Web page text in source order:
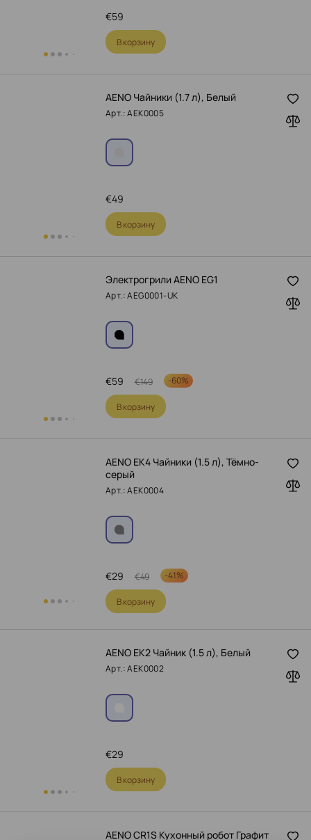
59
€
В корзину
AENO Чайники (1.7 л), Белый
Арт.: AEK0005
49
€
В корзину
Электрогрили AENO EG1
Арт.: AEG0001-UK
59
€ 149
€ -60%
В корзину
AENO EK4 Чайники (1.5 л), Тёмно-
серый
Арт.: AEK0004
29
€ 49
€ -41%
В корзину
AENO EK2 Чайник (1.5 л), Белый
Арт.: AEK0002
29
€
В корзину
AENO CR1S Кухонный робот Графит